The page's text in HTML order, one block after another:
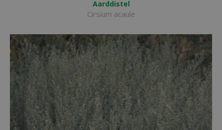
Aarddistel
Cirsium acaule